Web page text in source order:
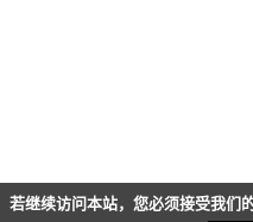
若继续访问本站，您必须接受我们